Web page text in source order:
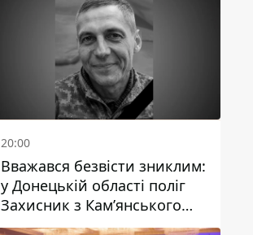
20:00
Вважався безвісти зниклим:
у Донецькій області поліг
Захисник з Кам’янського
Антон Красовський